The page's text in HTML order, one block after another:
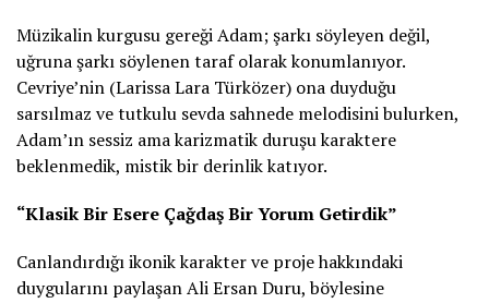
Müzikalin kurgusu gereği Adam; şarkı söyleyen değil,
uğruna şarkı söylenen taraf olarak konumlanıyor.
Cevriye’nin (Larissa Lara Türközer) ona duyduğu
sarsılmaz ve tutkulu sevda sahnede melodisini bulurken,
Adam’ın sessiz ama karizmatik duruşu karaktere
beklenmedik, mistik bir derinlik katıyor.
“Klasik Bir Esere Çağdaş Bir Yorum Getirdik”
Canlandırdığı ikonik karakter ve proje hakkındaki
duygularını paylaşan Ali Ersan Duru, böylesine